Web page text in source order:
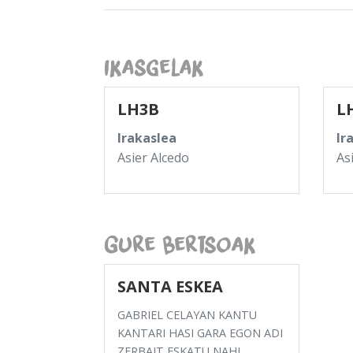
Ikasgelak
LH3B
Irakaslea
Asier Alcedo
Gure Bertsoak
SANTA ESKEA
GABRIEL CELAYAN KANTU
KANTARI HASI GARA EGON ADI